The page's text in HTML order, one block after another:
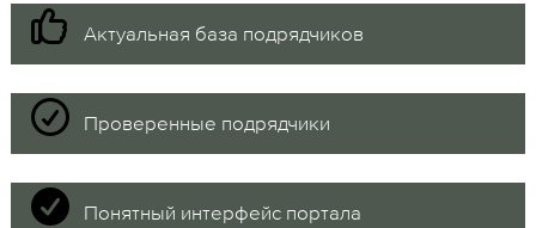
Актуальная база подрядчиков
Проверенные подрядчики
Понятный интерфейс портала